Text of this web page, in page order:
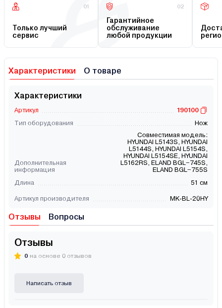
01
Только лучший
сервис
02
Гарантийное
обслуживание
любой продукции
Характеристики О товаре
Характеристики
Артикул
190100
Тип оборудования
Нож
Дополнительная
информация
Совместимая модель:
HYUNDAI L5143S, HYUNDAI
L5144S, HYUNDAI L5154S,
HYUNDAI L5154SE, HYUNDAI
L5162RS, ELAND BGL−745S,
ELAND BGL−755S
Длина
51 см
Артикул производителя MK-BL-20HY
Отзывы Вопросы
Отзывы
0 на основе 0 отзывов
Написать отзыв